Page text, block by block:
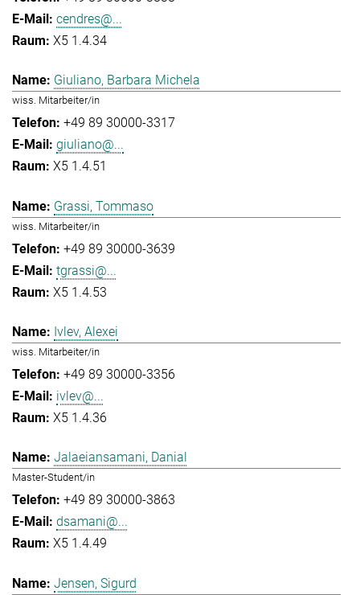
cendres@...
X5 1.4.34
Giuliano, Barbara Michela
wiss. Mitarbeiter/in
+49 89 30000-3317
giuliano@...
X5 1.4.51
Grassi, Tommaso
wiss. Mitarbeiter/in
+49 89 30000-3639
tgrassi@...
X5 1.4.53
Ivlev, Alexei
wiss. Mitarbeiter/in
+49 89 30000-3356
ivlev@...
X5 1.4.36
Jalaeiansamani, Danial
Master-Student/in
+49 89 30000-3863
dsamani@...
X5 1.4.49
Jensen, Sigurd